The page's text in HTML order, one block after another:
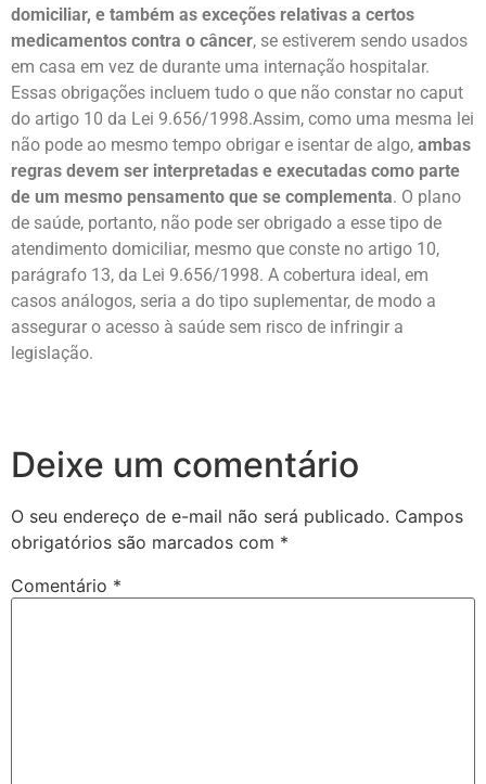
domiciliar, e também as exceções relativas a certos
medicamentos contra o câncer, se estiverem sendo usados
em casa em vez de durante uma internação hospitalar.
Essas obrigações incluem tudo o que não constar no caput
do artigo 10 da Lei 9.656/1998.Assim, como uma mesma lei
não pode ao mesmo tempo obrigar e isentar de algo, ambas
regras devem ser interpretadas e executadas como parte
de um mesmo pensamento que se complementa. O plano
de saúde, portanto, não pode ser obrigado a esse tipo de
atendimento domiciliar, mesmo que conste no artigo 10,
parágrafo 13, da Lei 9.656/1998. A cobertura ideal, em
casos análogos, seria a do tipo suplementar, de modo a
assegurar o acesso à saúde sem risco de infringir a
legislação.
Deixe um comentário
O seu endereço de e-mail não será publicado. Campos
obrigatórios são marcados com *
Comentário *